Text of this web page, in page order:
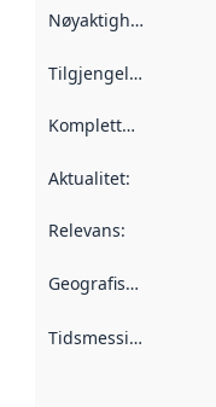
Nøyaktighet
Tilgjengelighet
Kompletthet
Aktualitet:
Relevans:
Geografisk avgrensning
Tidsmessig avgrensning